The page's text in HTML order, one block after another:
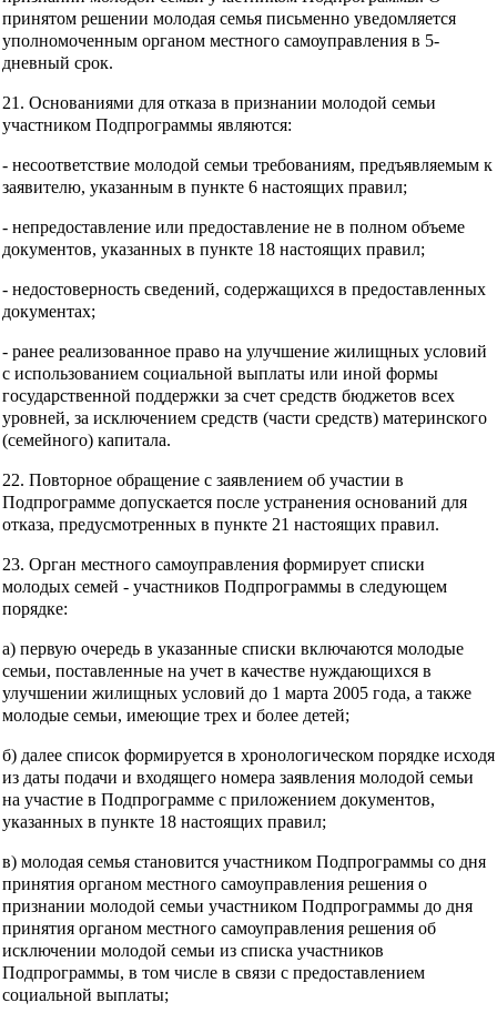
принятом решении молодая семья письменно уведомляется
уполномоченным органом местного самоуправления в 5-
дневный срок.
21. Основаниями для отказа в признании молодой семьи
участником Подпрограммы являются:
- несоответствие молодой семьи требованиям, предъявляемым к
заявителю, указанным в пункте 6 настоящих правил;
- непредоставление или предоставление не в полном объеме
документов, указанных в пункте 18 настоящих правил;
- недостоверность сведений, содержащихся в предоставленных
документах;
- ранее реализованное право на улучшение жилищных условий
с использованием социальной выплаты или иной формы
государственной поддержки за счет средств бюджетов всех
уровней, за исключением средств (части средств) материнского
(семейного) капитала.
22. Повторное обращение с заявлением об участии в
Подпрограмме допускается после устранения оснований для
отказа, предусмотренных в пункте 21 настоящих правил.
23. Орган местного самоуправления формирует списки
молодых семей - участников Подпрограммы в следующем
порядке:
а) первую очередь в указанные списки включаются молодые
семьи, поставленные на учет в качестве нуждающихся в
улучшении жилищных условий до 1 марта 2005 года, а также
молодые семьи, имеющие трех и более детей;
б) далее список формируется в хронологическом порядке исходя
из даты подачи и входящего номера заявления молодой семьи
на участие в Подпрограмме с приложением документов,
указанных в пункте 18 настоящих правил;
в) молодая семья становится участником Подпрограммы со дня
принятия органом местного самоуправления решения о
признании молодой семьи участником Подпрограммы до дня
принятия органом местного самоуправления решения об
исключении молодой семьи из списка участников
Подпрограммы, в том числе в связи с предоставлением
социальной выплаты;